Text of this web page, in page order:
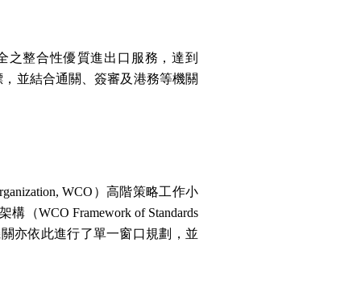
之整合性優質進出口服務，達到
，並結合通關、簽審及港務等機關
WCO ）高階策略工作小
構（WCO Framework of Standards
關亦依此進行了單一窗口規劃，並